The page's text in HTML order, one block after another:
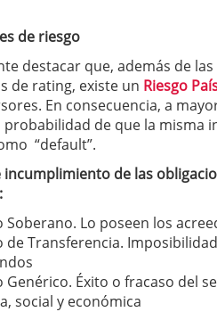
de riesgo
destacar que, además de
de rating, existe un Riesgo
En consecuencia, a
probabilidad de que la misma
“default”.
incumplimiento de las
Soberano. Lo poseen los
de Transferencia.
Genérico. Éxito o fracaso del
social y económica